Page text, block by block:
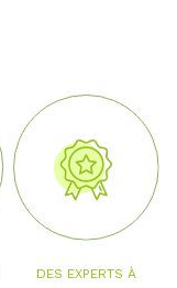
DES EXPERTS À